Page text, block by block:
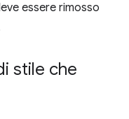
essere rimosso
stile che